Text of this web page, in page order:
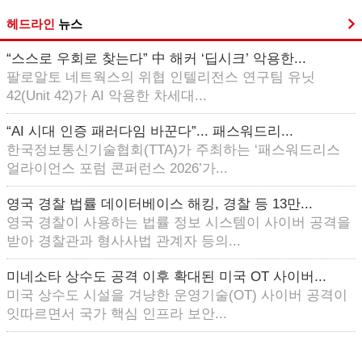
헤드라인 뉴스
“스스로 우회로 찾는다” 中 해커 ‘딥시크’ 악용한...
팔로알토 네트웍스의 위협 인텔리전스 연구팀 유닛
42(Unit 42)가 AI 악용한 차세대...
“AI 시대 인증 패러다임 바꾼다”... 패스워드리...
한국정보통신기술협회(TTA)가 주최하는 ‘패스워드리스
얼라이언스 포럼 콘퍼런스 2026’가...
영국 경찰 법률 데이터베이스 해킹, 경찰 등 13만...
영국 경찰이 사용하는 법률 정보 시스템이 사이버 공격을
받아 경찰관과 형사사법 관계자 등의...
미네소타 상수도 공격 이후 확대된 미국 OT 사이버...
미국 상수도 시설을 겨냥한 운영기술(OT) 사이버 공격이
잇따르면서 국가 핵심 인프라 보안...